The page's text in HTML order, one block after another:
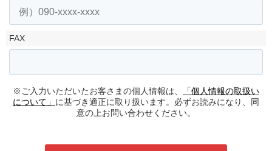
FAX
※ご入力いただいたお客さまの個人情報は、
「個人情報の取扱い
について」 に基づき適正に取り扱います。必ずお読みになり、同
意の上お問い合わせください。